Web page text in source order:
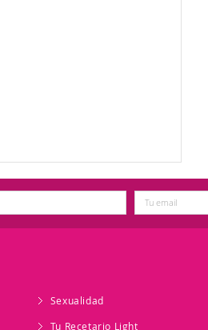
Sexualidad
Tu Recetario Light